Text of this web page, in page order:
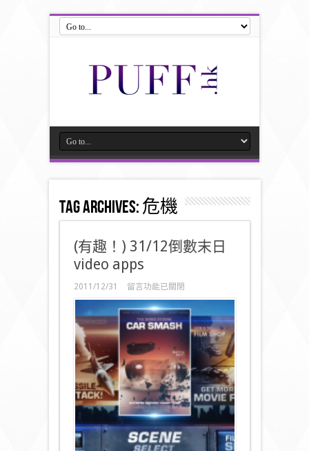
Tag Archives:危機
(有趣！) 31/12倒數末日
video apps
2011/12/31
在
〈(有
趣！)
31/12
倒
數
末
日
video
apps〉
中
留言功能已關閉